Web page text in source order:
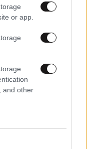
or app.
and other